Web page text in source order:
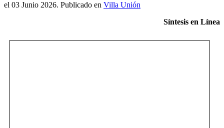
el 03 Junio 2026. Publicado en Villa Unión
Síntesis en Línea